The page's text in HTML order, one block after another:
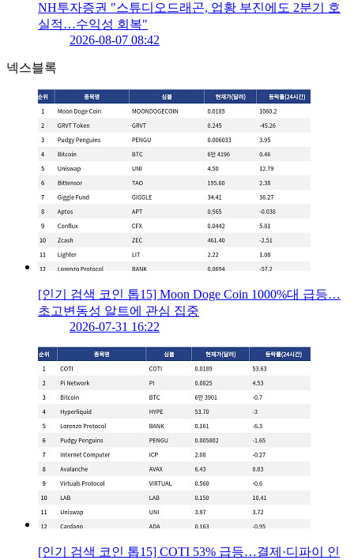
NH투자증권 "스튜디오드래곤, 업황 부진에도 2분기 호
실적…수익성 회복"
2026-08-07 08:42
넥스블록
[인기 검색 코인 톱15] Moon Doge Coin 1000%대 급등…
초고변동성 알트에 관심 집중
2026-07-31 16:22
[인기 검색 코인 톱15] COTI 53% 급등…결제·디파이 인